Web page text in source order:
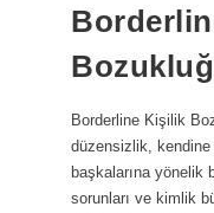
Borderline Kişilik
düzensizlik,
başkalarına yönelik
sorunları ve kimlik